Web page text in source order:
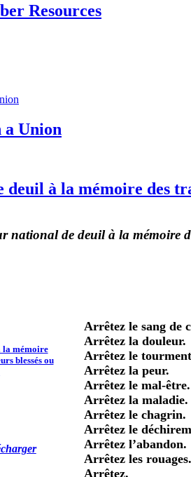
Resources
a Union
deuil à la mémoire des
national de deuil à la mémoire
Arrêtez le sang de
Arrêtez la douleur.
Arrêtez le
Arrêtez la peur.
Arrêtez le mal-être.
Arrêtez la maladie.
Arrêtez le chagrin.
Arrêtez le
Arrêtez l’abandon.
Arrêtez les rouages.
Arrêtez.